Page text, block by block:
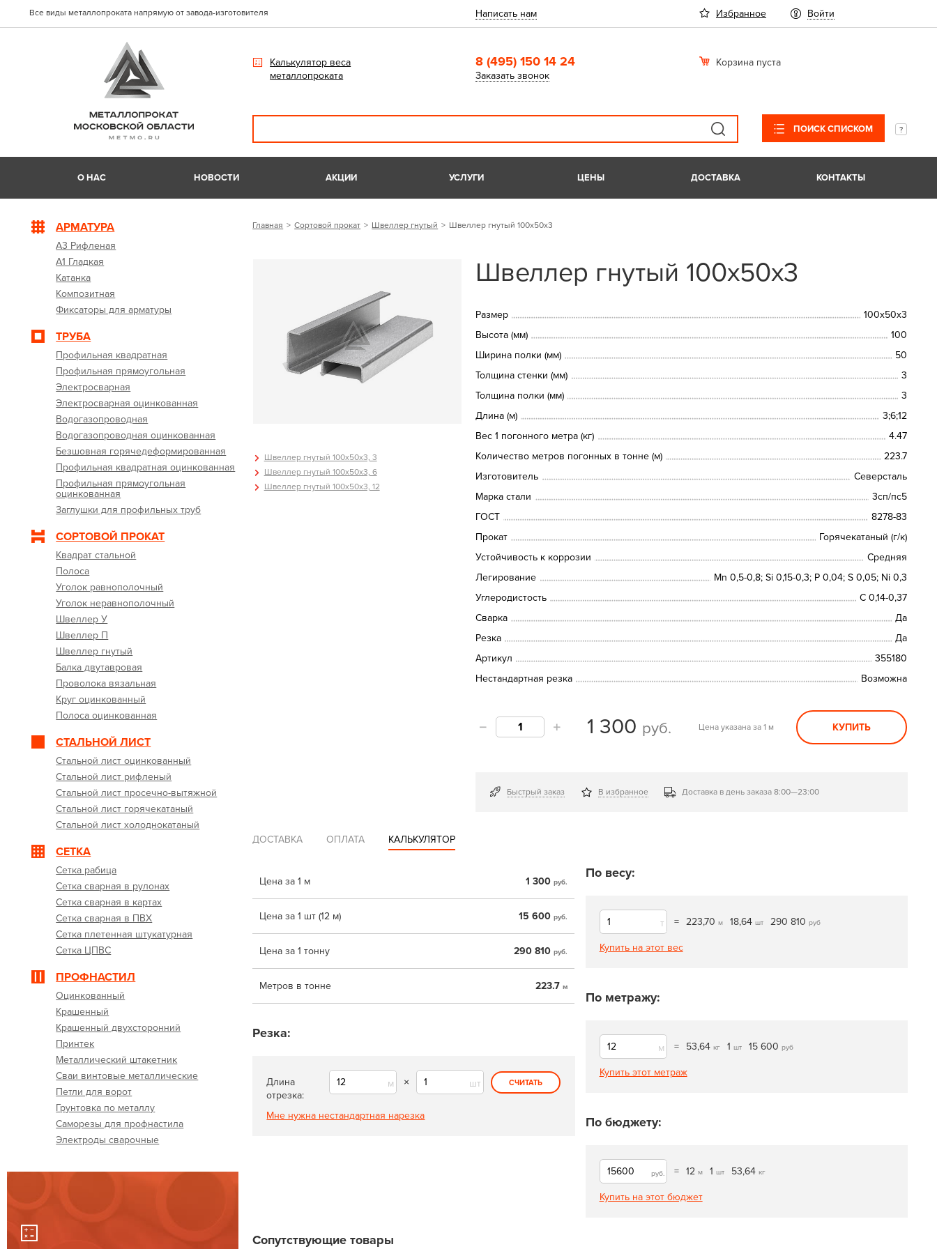
Все виды металлопроката напрямую от завода-изготовителя Написать нам Избранное Войти
Калькулятор веса
металлопроката
8 (495) 150 14 24
Заказать звонок
Корзина пуста
ПОИСК СПИСКОМ
О НАС НОВОСТИ АКЦИИ УСЛУГИ ЦЕНЫ ДОСТАВКА КОНТАКТЫ
АРМАТУРА
А3 Рифленая
А1 Гладкая
Катанка
Композитная
Фиксаторы для арматуры
ТРУБА
Профильная квадратная
Профильная прямоугольная
Электросварная
Электросварная оцинкованная
Водогазопроводная
Водогазопроводная оцинкованная
Безшовная горячедеформированная
Профильная квадратная оцинкованная
Профильная прямоугольная
оцинкованная
Заглушки для профильных труб
СОРТОВОЙ ПРОКАТ
Квадрат стальной
Полоса
Уголок равнополочный
Уголок неравнополочный
Швеллер У
Швеллер П
Швеллер гнутый
Балка двутавровая
Проволока вязальная
Круг оцинкованный
Полоса оцинкованная
СТАЛЬНОЙ ЛИСТ
Стальной лист оцинкованный
Стальной лист рифленый
Стальной лист просечно-вытяжной
Стальной лист горячекатаный
Стальной лист холоднокатаный
СЕТКА
Сетка рабица
Сетка сварная в рулонах
Сетка сварная в картах
Сетка сварная в ПВХ
Сетка плетенная штукатурная
Сетка ЦПВС
ПРОФНАСТИЛ
Оцинкованный
Крашенный
Крашенный двухсторонний
Принтек
Металлический штакетник
Сваи винтовые металлические
Петли для ворот
Грунтовка по металлу
Саморезы для профнастила
Электроды сварочные
Главная Сортовой прокат Швеллер гнутый Швеллер гнутый 100х50х3
Швеллер гнутый 100х50х3, 3
Швеллер гнутый 100х50х3, 6
Швеллер гнутый 100х50х3, 12
Швеллер гнутый 100х50х3
Размер
100х50х3
Высота (мм)
100
Ширина полки (мм)
50
Толщина стенки (мм)
3
Толщина полки (мм)
3
Длина (м)
3;6;12
Вес 1 погонного метра (кг)
4.47
Количество метров погонных в тонне (м)
223.7
Изготовитель
Северсталь
Марка стали
3сп/пс5
ГОСТ
8278-83
Прокат
Горячекатаный (г/к)
Устойчивость к коррозии
Средняя
Легирование
Mn 0,5-0,8; Si 0,15-0,3; P 0,04; S 0,05; Ni 0,3
Углеродистость
C 0,14-0,37
Сварка
Да
Резка
Да
Артикул
355180
Нестандартная резка
Возможна
1 300 руб. Цена указана за 1 м КУПИТЬ
Быстрый заказ В избранное Доставка в день заказа 8:00—23:00
ДОСТАВКА ОПЛАТА КАЛЬКУЛЯТОР
Цена за 1 м 1 300руб.
Цена за 1 шт (12 м) 15 600руб.
Цена за 1 тонну 290 810руб.
Метров в тонне 223.7м
Резка:
Длина
отрезка:
м × шт СЧИТАТЬ
Мне нужна нестандартная нарезка
По весу:
т = 223,70 м 18,64 шт 290 810 руб
Купить на этот вес
По метражу:
м = 53,64 кг 1 шт 15 600 руб
Купить этот метраж
По бюджету:
руб. = 12 м 1 шт 53,64 кг
Купить на этот бюджет
Сопутствующие товары